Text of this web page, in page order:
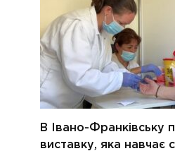
В Івано-Франківську
виставку, яка навчає